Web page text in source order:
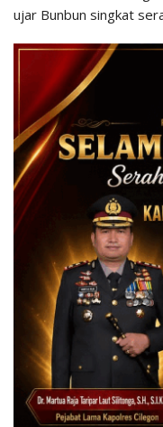
ujar Bunbun singkat